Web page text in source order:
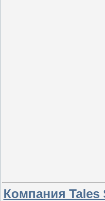
Компания Tales